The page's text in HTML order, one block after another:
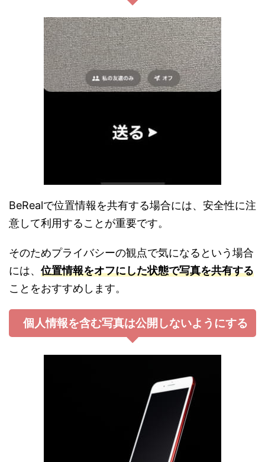
BeRealで位置情報を共有する場合には、安全性に注
意して利用することが重要です。
そのためプライバシーの観点で気になるという場合
には、 位置情報をオフにした状態で写真を共有する
ことをおすすめします。
個人情報を含む写真は公開しないようにする